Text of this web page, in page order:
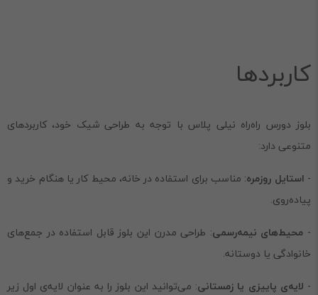
کاربردها
بلوز دورس راه‌راه نیلی پلاس با توجه به طراحی شیک خود، کاربردهای
متنوعی دارد:
- استایل روزمره: مناسب برای استفاده در خانه، محیط کار یا هنگام خرید و
پیاده‌روی.
- محیط‌های نیمه‌رسمی: طراحی مدرن این بلوز قابل استفاده در جمع‌های
خانوادگی یا دوستانه.
- لایه‌ی پاییزی یا زمستانی: می‌توانید این بلوز را به عنوان لایه‌ی اول زیر